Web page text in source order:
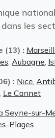
les
(13) :
Aubagne
: Nice
Le Cannet
Seyne-sur-
Plages